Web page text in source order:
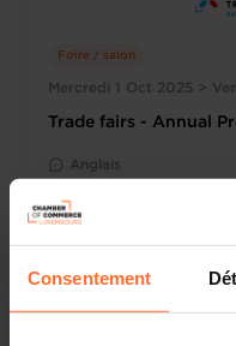
Consentement
Mercredi 1 Oct 2025 >
Foire / salon
Trade fairs - Annual
Anglais